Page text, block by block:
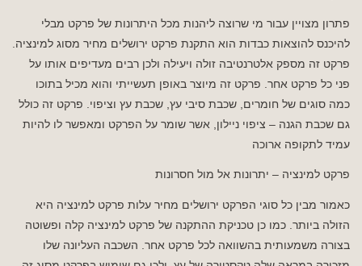
פתרון מצויין עבור מי שרוצה ליהנות מכל היתרונות של פרקט מבלי
להיכנס להוצאות כבדות הוא התקנת פרקט ירושלים מחיר מסוג למינציה.
פרקט זה מספק אלטרנטיבה זולה ויעילה ולכן רבים מעדיפים אותו על
פני כל פרקט אחר. פרקט זה מיוצר באופן תעשייתי והוא מכיל בתוכו
כמה סוגים של חומרים, שכבת סיבי עץ, שכבת עץ וציפוי. פרקט זה כולל
גם שכבת הגנה – ציפוי ניילון, אשר שומר על הפרקט ומאפשר לו להיות
עמיד לתקופה ארוכה
פרקט למינציה – יתרונות אל מול חסרונות
כאמור מבין כל סוגי הפרקט ירושלים מחיר עלות פרקט למינציה היא
הזולה ביותר. כמו כן טכניקת ההתקנה של פרקט למינציה קלה ופשוטה
בצורה משמעותית בהשוואה לכל פרקט אחר. השכבה העליונה שלו